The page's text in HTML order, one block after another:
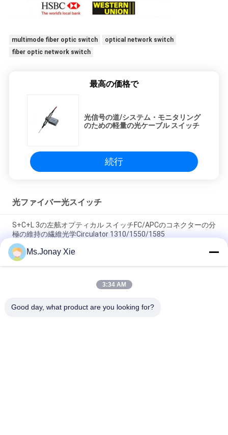
multimode fiber optic switch
optical network switch
fiber optic network switch
最高の価格で
光信号の道/システム・モニタリング
のための軽量の光ケーブル スイッチ
続行
光ファイバー光スイッチ
S+C+L 3の左舷オプティカル スイッチFC/APCのコネクターの分
極の維持の繊維光学Circulator 1310/1550/1585
光信号の道/システム・モニタリングのための軽量の光ケーブル
スイッチ
高いチャネルの分離を用いる機械繊維光学のネットワーク スイ
Ms.Jonay Xie
3:34 AM
Good day, what product are you looking for?